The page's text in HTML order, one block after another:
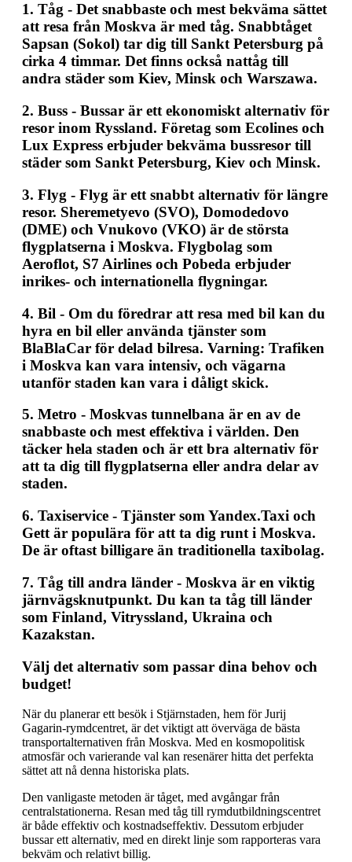
1. Tåg - Det snabbaste och mest bekväma sättet
att resa från Moskva är med tåg. Snabbtåget
Sapsan (Sokol) tar dig till Sankt Petersburg på
cirka 4 timmar. Det finns också nattåg till
andra städer som Kiev, Minsk och Warszawa.
2. Buss - Bussar är ett ekonomiskt alternativ för
resor inom Ryssland. Företag som Ecolines och
Lux Express erbjuder bekväma bussresor till
städer som Sankt Petersburg, Kiev och Minsk.
3. Flyg - Flyg är ett snabbt alternativ för längre
resor. Sheremetyevo (SVO), Domodedovo
(DME) och Vnukovo (VKO) är de största
flygplatserna i Moskva. Flygbolag som
Aeroflot, S7 Airlines och Pobeda erbjuder
inrikes- och internationella flygningar.
4. Bil - Om du föredrar att resa med bil kan du
hyra en bil eller använda tjänster som
BlaBlaCar för delad bilresa. Varning: Trafiken
i Moskva kan vara intensiv, och vägarna
utanför staden kan vara i dåligt skick.
5. Metro - Moskvas tunnelbana är en av de
snabbaste och mest effektiva i världen. Den
täcker hela staden och är ett bra alternativ för
att ta dig till flygplatserna eller andra delar av
staden.
6. Taxiservice - Tjänster som Yandex.Taxi och
Gett är populära för att ta dig runt i Moskva.
De är oftast billigare än traditionella taxibolag.
7. Tåg till andra länder - Moskva är en viktig
järnvägsknutpunkt. Du kan ta tåg till länder
som Finland, Vitryssland, Ukraina och
Kazakstan.
Välj det alternativ som passar dina behov och
budget!
När du planerar ett besök i Stjärnstaden, hem för Jurij
Gagarin-rymdcentret, är det viktigt att överväga de bästa
transportalternativen från Moskva. Med en kosmopolitisk
atmosfär och varierande val kan resenärer hitta det perfekta
sättet att nå denna historiska plats.
Den vanligaste metoden är tåget, med avgångar från
centralstationerna. Resan med tåg till rymdutbildningscentret
är både effektiv och kostnadseffektiv. Dessutom erbjuder
bussar ett alternativ, med en direkt linje som rapporteras vara
bekväm och relativt billig.